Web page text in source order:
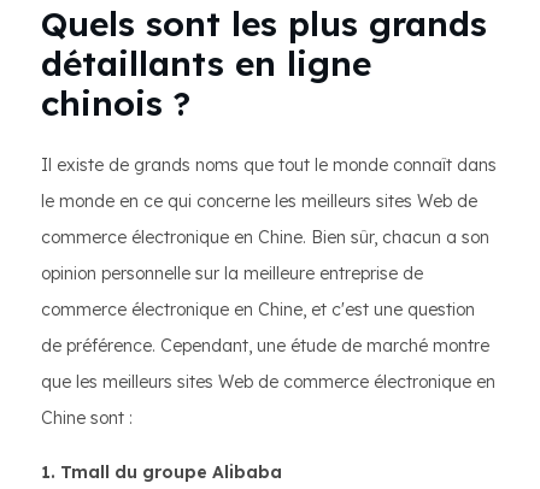
Quels sont les plus grands
détaillants en ligne
chinois ?
Il existe de grands noms que tout le monde connaît dans
le monde en ce qui concerne les meilleurs sites Web de
commerce électronique en Chine. Bien sûr, chacun a son
opinion personnelle sur la meilleure entreprise de
commerce électronique en Chine, et c'est une question
de préférence. Cependant, une étude de marché montre
que les meilleurs sites Web de commerce électronique en
Chine sont :
1. Tmall du groupe Alibaba